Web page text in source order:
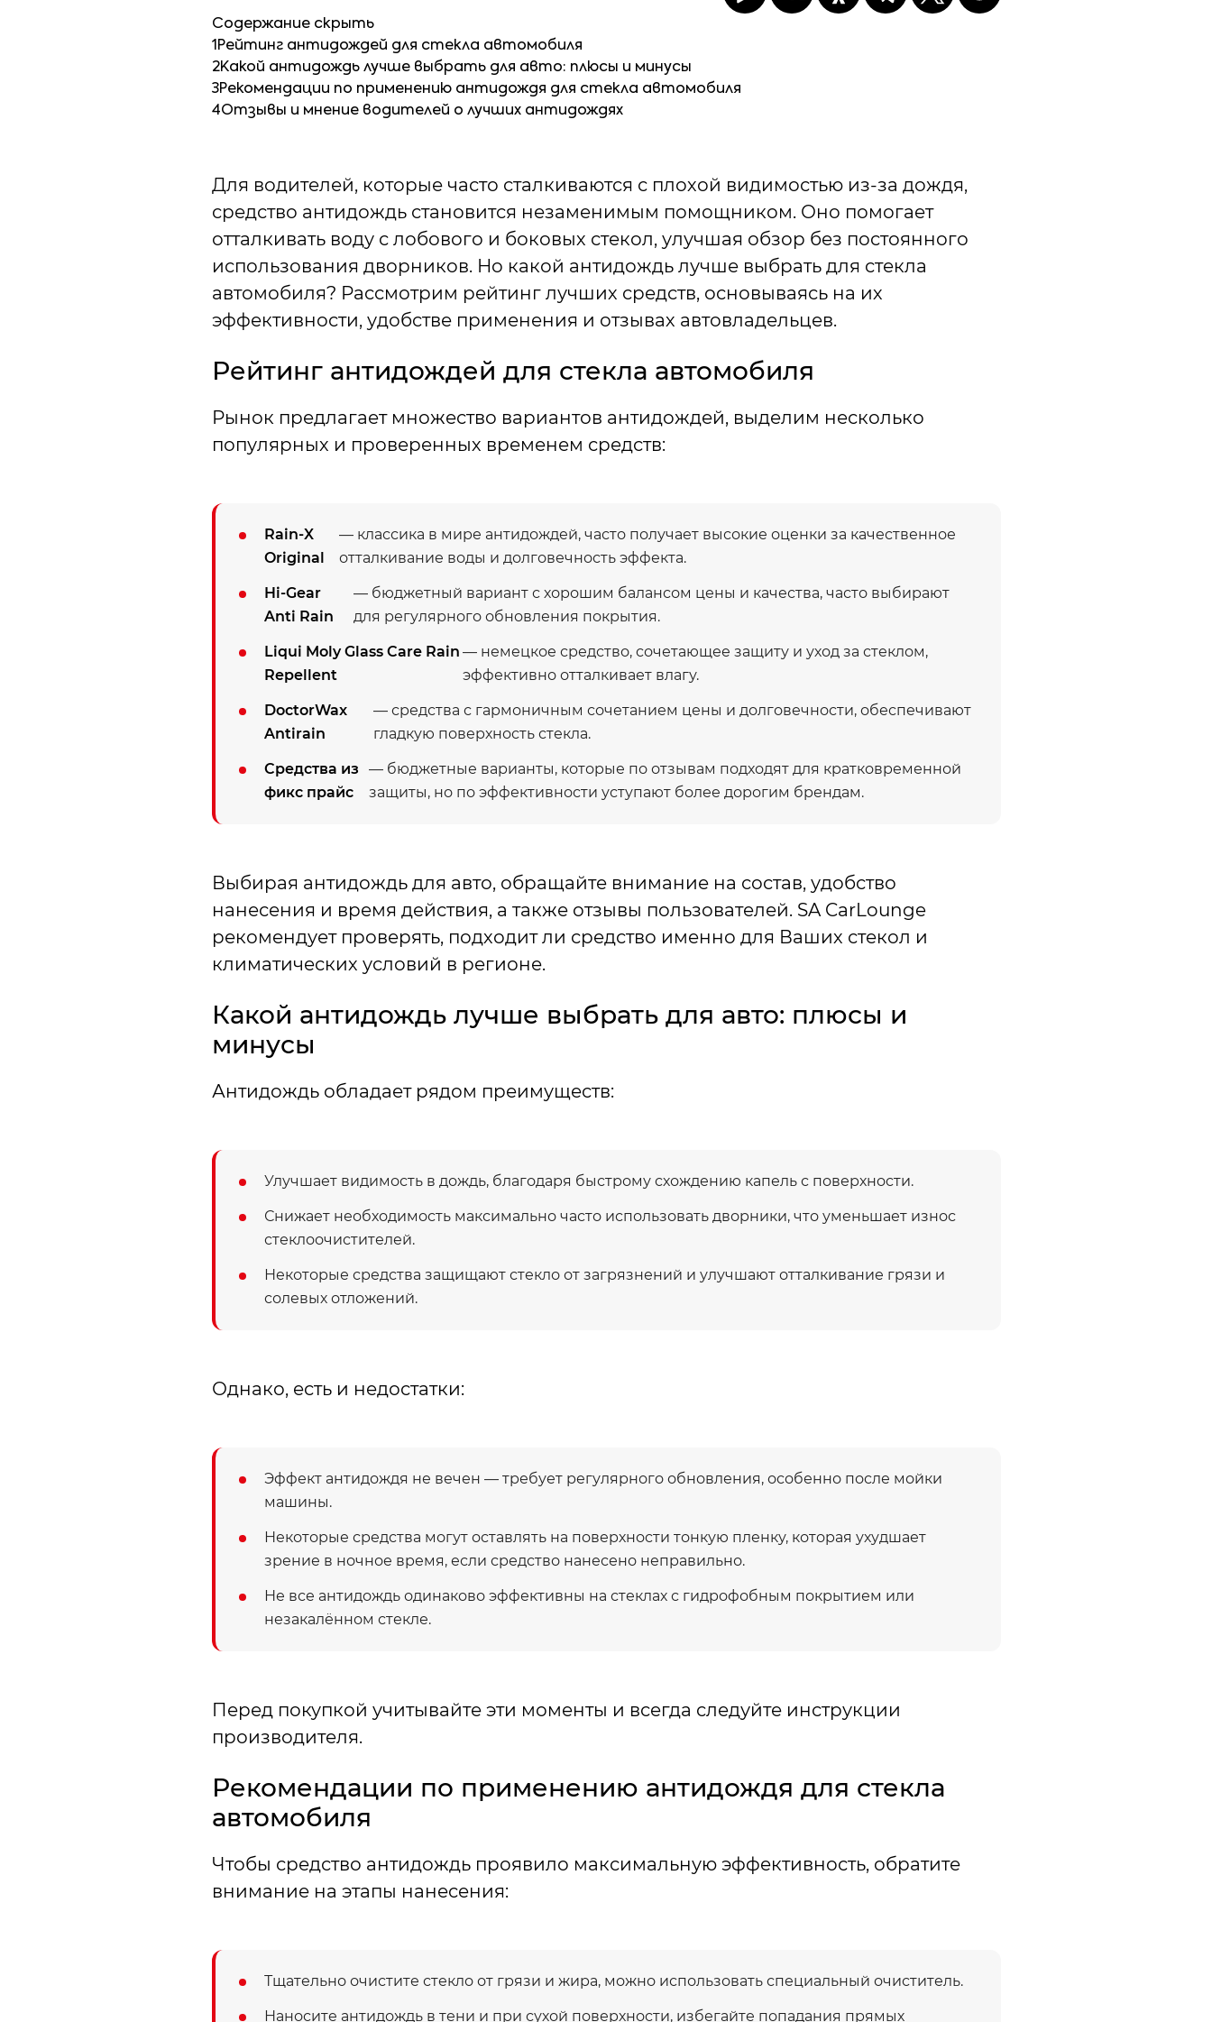
Содержание скрыть
1 Рейтинг антидождей для стекла автомобиля
2Какой антидождь лучше выбрать для авто: плюсы и минусы
3Рекомендации по применению антидождя для стекла автомобиля
4Отзывы и мнение водителей о лучших антидождях
Для водителей, которые часто сталкиваются с плохой видимостью из-за дождя,
средство антидождь становится незаменимым помощником. Оно помогает
отталкивать воду с лобового и боковых стекол, улучшая обзор без постоянного
использования дворников. Но какой антидождь лучше выбрать для стекла
автомобиля? Рассмотрим рейтинг лучших средств, основываясь на их
эффективности, удобстве применения и отзывах автовладельцев.
Рейтинг антидождей для стекла автомобиля
Рынок предлагает множество вариантов антидождей, выделим несколько
популярных и проверенных временем средств:
Rain-X
Original
— классика в мире антидождей, часто получает высокие оценки за качественное
отталкивание воды и долговечность эффекта.
Hi-Gear
Anti Rain
— бюджетный вариант с хорошим балансом цены и качества, часто выбирают
для регулярного обновления покрытия.
Liqui Moly Glass Care Rain
Repellent
— немецкое средство, сочетающее защиту и уход за стеклом,
эффективно отталкивает влагу.
DoctorWax
Antirain
— средства с гармоничным сочетанием цены и долговечности, обеспечивают
гладкую поверхность стекла.
Средства из
фикс прайс
— бюджетные варианты, которые по отзывам подходят для кратковременной
защиты, но по эффективности уступают более дорогим брендам.
Выбирая антидождь для авто, обращайте внимание на состав, удобство
нанесения и время действия, а также отзывы пользователей. SA CarLounge
рекомендует проверять, подходит ли средство именно для Ваших стекол и
климатических условий в регионе.
Какой антидождь лучше выбрать для авто: плюсы и
минусы
Антидождь обладает рядом преимуществ:
Улучшает видимость в дождь, благодаря быстрому схождению капель с поверхности.
Снижает необходимость максимально часто использовать дворники, что уменьшает износ
стеклоочистителей.
Некоторые средства защищают стекло от загрязнений и улучшают отталкивание грязи и
солевых отложений.
Однако, есть и недостатки:
Эффект антидождя не вечен — требует регулярного обновления, особенно после мойки
машины.
Некоторые средства могут оставлять на поверхности тонкую пленку, которая ухудшает
зрение в ночное время, если средство нанесено неправильно.
Не все антидождь одинаково эффективны на стеклах с гидрофобным покрытием или
незакалённом стекле.
Перед покупкой учитывайте эти моменты и всегда следуйте инструкции
производителя.
Рекомендации по применению антидождя для стекла
автомобиля
Чтобы средство антидождь проявило максимальную эффективность, обратите
внимание на этапы нанесения:
Тщательно очистите стекло от грязи и жира, можно использовать специальный очиститель.
Наносите антидождь в тени и при сухой поверхности, избегайте попадания прямых